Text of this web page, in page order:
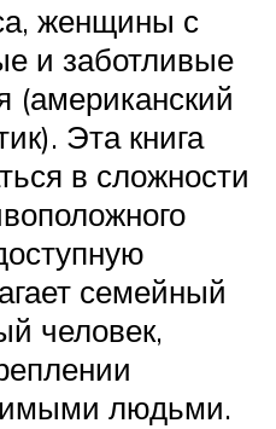
женщины с
и заботливые
(американский
Эта книга
в сложности
семейный
человек,
людьми.